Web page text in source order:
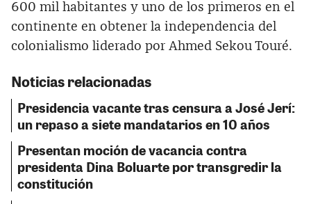
600 mil habitantes y uno de los primeros en el
continente en obtener la independencia del
colonialismo liderado por Ahmed Sekou Touré.
Noticias relacionadas
Presidencia vacante tras censura a José Jerí:
un repaso a siete mandatarios en 10 años
Presentan moción de vacancia contra
presidenta Dina Boluarte por transgredir la
constitución